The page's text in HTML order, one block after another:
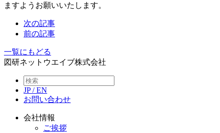
ますようお願いいたします。
次の記事
前の記事
一覧にもどる
図研ネットウエイブ株式会社
JP/EN
お問い合わせ
会社情報
ご挨拶